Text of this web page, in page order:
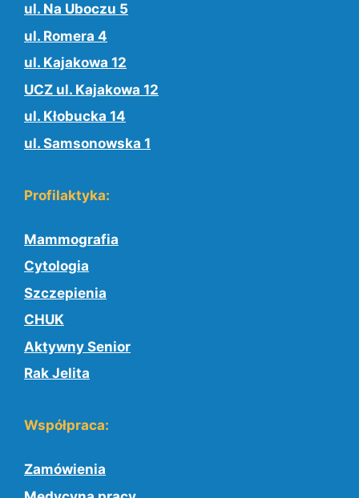
ul. Na Uboczu 5
ul. Romera 4
ul. Kajakowa 12
UCZ ul. Kajakowa 12
ul. Kłobucka 14
ul. Samsonowska 1
Profilaktyka:
Mammografia
Cytologia
Szczepienia
CHUK
Aktywny Senior
Rak Jelita
Współpraca:
Zamówienia